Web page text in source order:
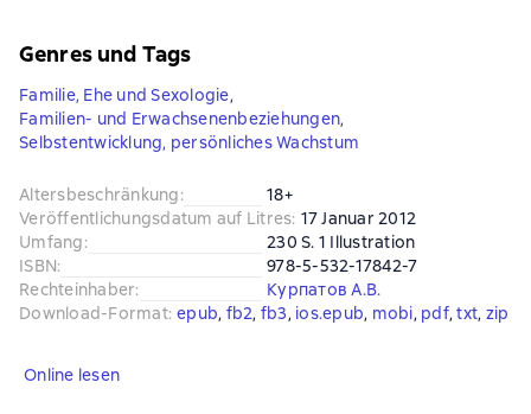
Genres und Tags
Familie, Ehe und Sexologie,
Familien- und Erwachsenenbeziehungen,
Selbstentwicklung, persönliches Wachstum
Altersbeschränkung:
18+
Veröffentlichungsdatum auf Litres: 17 Januar 2012
Umfang:
230 S. 1 Illustration
ISBN:
978-5-532-17842-7
Rechteinhaber:
Курпатов А.В.
Download-Format: epub, fb2, fb3, ios.epub, mobi, pdf, txt, zip
Online lesen